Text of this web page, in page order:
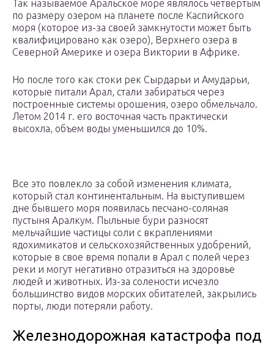
Так называемое Аральское море являлось четвертым
по размеру озером на планете после Каспийского
моря (которое из-за своей замкнутости может быть
квалифицировано как озеро), Верхнего озера в
Северной Америке и озера Виктории в Африке.
Но после того как стоки рек Сырдарьи и Амударьи,
которые питали Арал, стали забираться через
построенные системы орошения, озеро обмельчало.
Летом 2014 г. его восточная часть практически
высохла, объем воды уменьшился до 10%.
Все это повлекло за собой изменения климата,
который стал континентальным. На выступившем
дне бывшего моря появилась песчано-соляная
пустыня Аралкум. Пыльные бури разносят
мельчайшие частицы соли с вкраплениями
ядохимикатов и сельскохозяйственных удобрений,
которые в свое время попали в Арал с полей через
реки и могут негативно отразиться на здоровье
людей и животных. Из-за солености исчезло
большинство видов морских обитателей, закрылись
порты, люди потеряли работу.
Железнодорожная катастрофа под